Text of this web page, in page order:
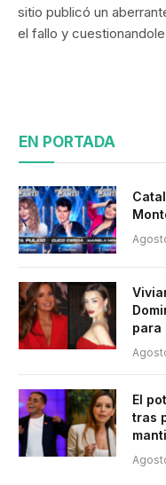
sitio publicó un
el fallo y
EN PORTADA
para
El
tras